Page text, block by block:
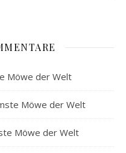
Möwe der Welt
Möwe der Welt
Möwe der Welt